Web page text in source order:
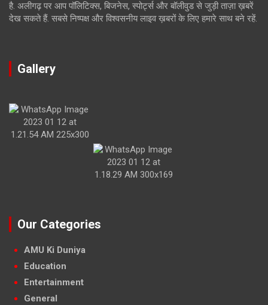
है. अलीगढ़ पर आप पॉलिटिक्स, बिजनेस, स्पोर्ट्स और बॉलीवुड से जुड़ी ताज़ा ख़बरें
देख सकते हैं. सबसे निष्पक्ष और विश्वसनीय लाइव ख़बरों के लिए हमारे साथ बने रहें.
Gallery
Our Categories
AMU Ki Duniya
Education
Entertainment
General